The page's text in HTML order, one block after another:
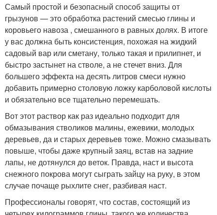
Самый простой и безопасный способ защиты от
грызунов — это обработка растений смесью глины и
коровьего навоза , смешанного в равных долях. В итоге
у вас должна быть консистенция, похожая на жидкий
садовый вар или сметану, только такая и прилипнет, и
быстро застынет на стволе, а не стечет вниз. Для
большего эффекта на десять литров смеси нужно
добавить примерно столовую ложку карболовой кислоты
и обязательно все тщательно перемешать.
Вот этот раствор как раз идеально подходит для
обмазывания стволиков малины, ежевики, молодых
деревьев, да и старых деревьев тоже. Можно смазывать
повыше, чтобы даже крупный заяц, встав на задние
лапы, не дотянулся до веток. Правда, наст и высота
снежного покрова могут сыграть зайцу на руку, в этом
случае почаще рыхлите снег, разбивая наст.
Профессионалы говорят, что состав, состоящий из